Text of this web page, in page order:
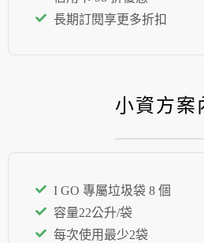
長期訂閱享更多折扣
⼩資⽅案
I GO 專屬垃圾袋 8 個
容量22公升/袋
每次使⽤最少2袋